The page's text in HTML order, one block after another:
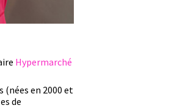
Hypermarché
(nées en 2000 et
de